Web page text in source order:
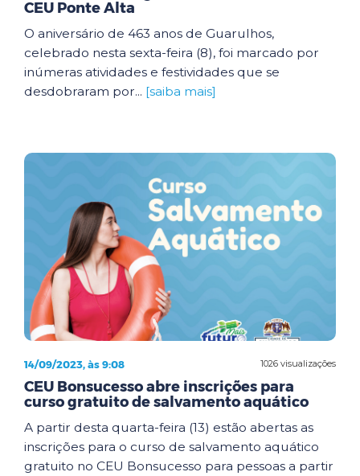
CEU Ponte Alta
O aniversário de 463 anos de Guarulhos,
celebrado nesta sexta-feira (8), foi marcado por
inúmeras atividades e festividades que se
desdobraram por... [saiba mais]
1026 visualizações
14/09/2023, às 9:08
CEU Bonsucesso abre inscrições para
curso gratuito de salvamento aquático
A partir desta quarta-feira (13) estão abertas as
inscrições para o curso de salvamento aquático
gratuito no CEU Bonsucesso para pessoas a partir